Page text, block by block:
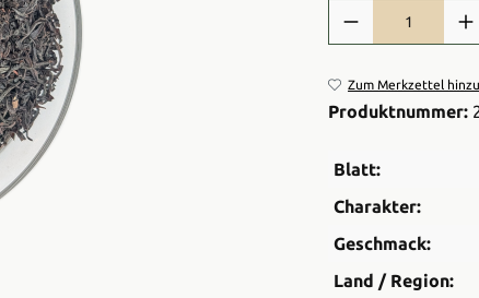
Produkt Anzahl:
Zum Merkzettel
Produktnummer:
Blatt:
Charakter:
Geschmack:
Land / Region: